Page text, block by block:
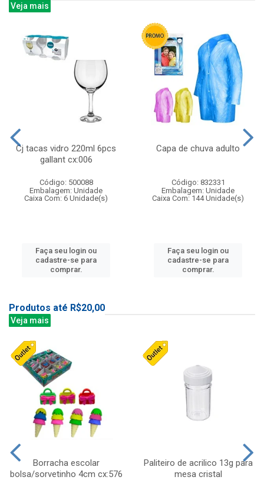
Veja mais
Cj tacas vidro 220ml 6pcs
gallant cx:006
Código: 500088
Embalagem: Unidade
Caixa Com: 6 Unidade(s)
Faça seu login ou
cadastre-se para
comprar.
Capa de chuva adulto
Código: 832331
Embalagem: Unidade
Caixa Com: 144 Unidade(s)
Faça seu login ou
cadastre-se para
comprar.
Produtos até R$20,00
Veja mais
Borracha escolar
bolsa/sorvetinho 4cm cx:576
Paliteiro de acrilico 13g para
mesa cristal